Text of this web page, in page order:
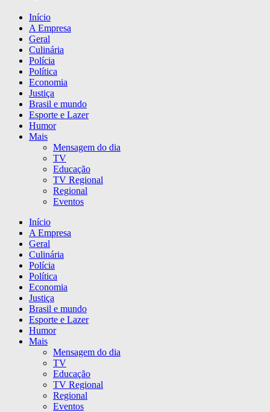
Início
A Empresa
Geral
Culinária
Polícia
Política
Economia
Justiça
Brasil e mundo
Esporte e Lazer
Humor
Mais
Mensagem do dia
TV
Educação
TV Regional
Regional
Eventos
Início
A Empresa
Geral
Culinária
Polícia
Política
Economia
Justiça
Brasil e mundo
Esporte e Lazer
Humor
Mais
Mensagem do dia
TV
Educação
TV Regional
Regional
Eventos